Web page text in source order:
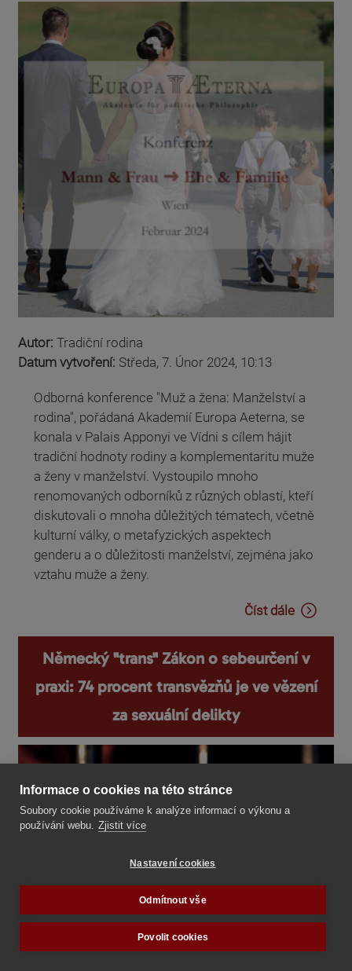
Autor: Tradiční rodina
Datum vytvoření: Středa, 7. Únor 2024, 10:13
Odborná konference "Muž a žena: Manželství a
rodina", pořádaná Akademií Europa Aeterna, se
konala v Palais Apponyi ve Vídni s cílem hájit
tradiční hodnoty rodiny a komplementaritu muže
a ženy v manželství. Vystoupilo mnoho
renomovaných odborníků z různých oblastí, kteří
diskutovali o mnoha důležitých tématech, včetně
kulturní války, o metafyzických aspektech
genderu a o důležitosti manželství, zejména jako
vztahu muže a ženy.
Číst dále
Německý "trans" Zákon o sebeurčení v
praxi: 74 procent transvězňů je ve vězení
za sexuální delikty
Informace o cookies na této stránce
Soubory cookie používáme k analýze informací o výkonu a
používání webu. Zjistit více
Nastavení cookies
Odmítnout vše
Povolit cookies